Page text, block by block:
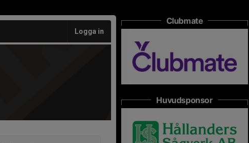
Logga in
Clubmate
Huvudsponsor